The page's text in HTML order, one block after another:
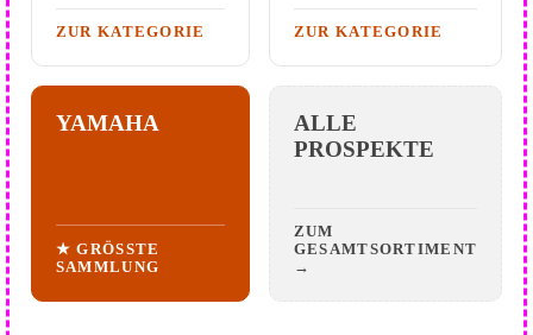
ZUR KATEGORIE ZUR KATEGORIE
YAMAHA
★ GRÖSSTE S
AMMLUNG
ALLE
PROSPEKTE
ZUM
GESAMTSORTIMENT
→